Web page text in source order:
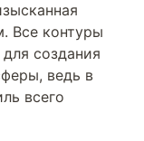
Все контуры
создания
ведь в
всего